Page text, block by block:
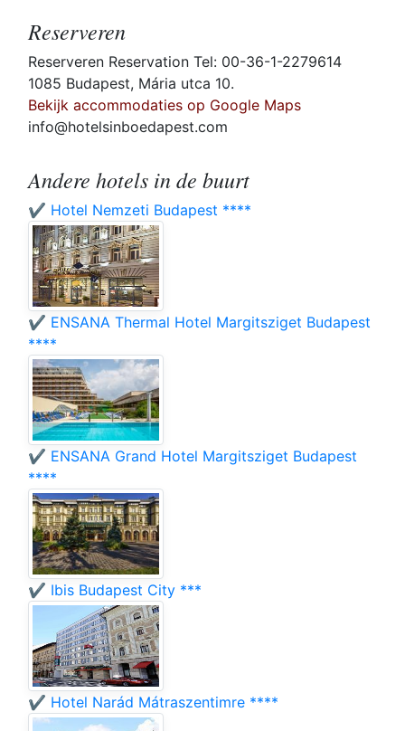
Reserveren
Reserveren Reservation Tel: 00-36-1-2279614
1085 Budapest, Mária utca 10.
Bekijk accommodaties op Google Maps
info@hotelsinboedapest.com
Andere hotels in de buurt
✔️ Hotel Nemzeti Budapest ****
✔️ ENSANA Thermal Hotel Margitsziget Budapest
****
✔️ ENSANA Grand Hotel Margitsziget Budapest
****
✔️ Ibis Budapest City ***
✔️ Hotel Narád Mátraszentimre ****